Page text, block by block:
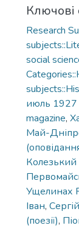
Ключові
Research
social
июль 1927
magazine,
Май-
Колезький
Ущелинах
Іван,
(поезії),